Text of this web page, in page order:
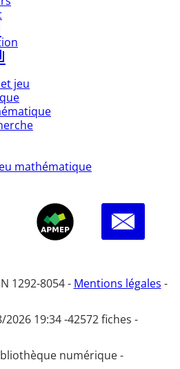
jeu
mathématique
1292-8054 - Mentions légales -
19:34 -42572 fiches -
numérique -